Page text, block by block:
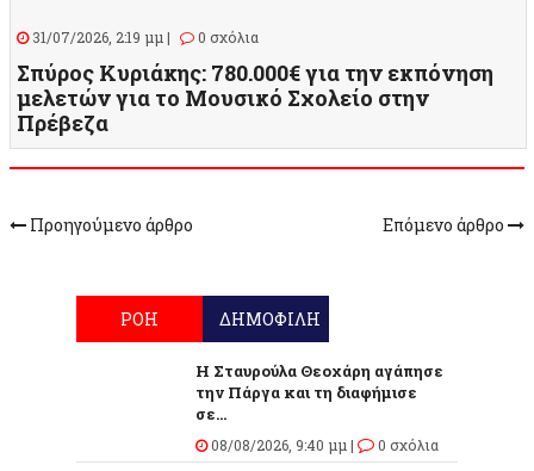
31/07/2026, 2:19 μμ | 0 σχόλια
Σπύρος Κυριάκης: 780.000€ για την εκπόνηση
μελετών για το Μουσικό Σχολείο στην
Πρέβεζα
Προηγούμενο άρθρο Επόμενο άρθρο
ΡΟΗ ΔΗΜΟΦΙΛΗ
Η Σταυρούλα Θεοχάρη αγάπησε
την Πάργα και τη διαφήμισε
σε...
08/08/2026, 9:40 μμ | 0 σχόλια